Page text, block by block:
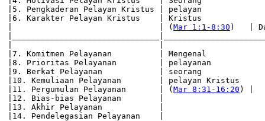
|5. Pengkaderan Pelayan Kristus | pelayan
|6. Karakter Pelayan Kristus    | Kristus
|                               | ( Mar 1:1-8:30 )   |
|7. Komitmen Pelayanan          | Mengenal
|8. Prioritas Pelayanan         | pelayanan
|9. Berkat Pelayanan            | seorang
|10. Kemuliaan Pelayanan        | pelayan
|11. Pergumulan Pelayanan       | ( Mar 8:31-16:20 ) |
|12. Bias-bias Pelayanan        |
|13. Akhir Pelayanan            |
|14. Pendelegasian Pelayanan    |